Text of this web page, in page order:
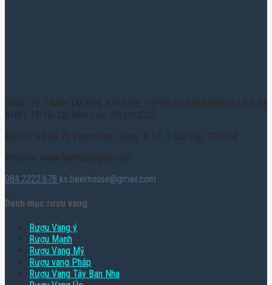
CÔNG TY TNHH TM XNK K HOUSE - GPKD số 0317003916 | Bởi Sở
KHĐT TP. Hồ Chí Minh cấp: 29/10/2021
Địa chỉ: Số 69-71 Phạm Huy Thông, P. 17, Q. Gò Vấp, TPHCM
Website: www.hamruoungon.com
084.2222.678 ks.beerhouse@gmail.com
Danh mục rượu vang
Rượu Vang ý
Rượu Mạnh
Rượu Vang Mỹ
Rượu vang Pháp
Rượu Vang Tây Ban Nha